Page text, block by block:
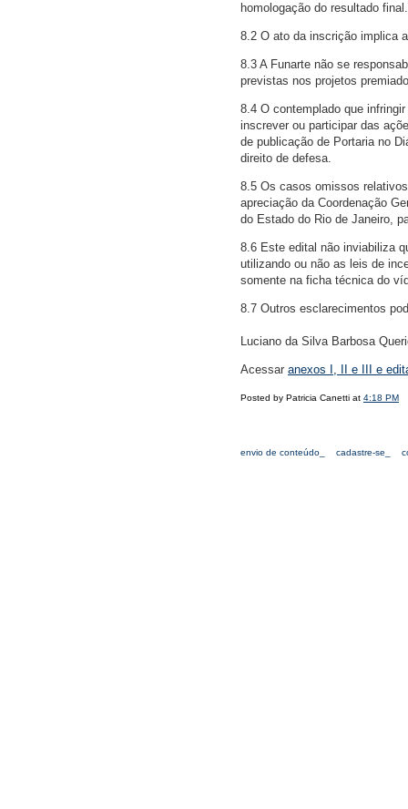
homologação do resultado final.
8.2 O ato da inscrição implica
8.3 A Funarte não se
previstas nos projetos
8.4 O contemplado que
inscrever ou participar das
de publicação de Portaria no
direito de defesa.
8.5 Os casos omissos
apreciação da Coordenação
do Estado do Rio de Janeiro,
8.6 Este edital não inviabiliza
utilizando ou não as leis de
somente na ficha técnica do
8.7 Outros esclarecimentos
Luciano da Silva Barbosa
Acessar anexos I, II e III e
Posted by Patricia Canetti at 4:18 PM
envio de conteúdo_ cadastre-se_